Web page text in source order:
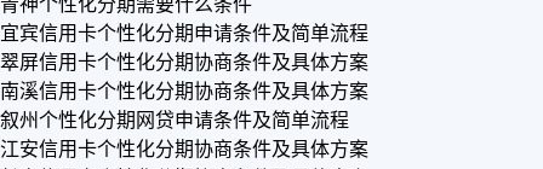
青神个性化分期需要什么条件
宜宾信用卡个性化分期申请条件及简单流程
翠屏信用卡个性化分期协商条件及具体方案
南溪信用卡个性化分期协商条件及具体方案
叙州个性化分期网贷申请条件及简单流程
江安信用卡个性化分期协商条件及具体方案